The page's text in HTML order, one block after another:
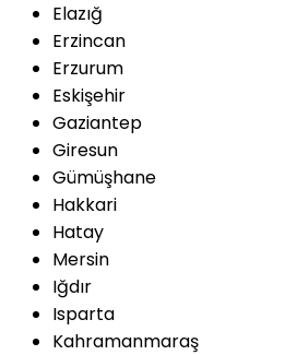
Elazığ
Erzincan
Erzurum
Eskişehir
Gaziantep
Giresun
Gümüşhane
Hakkari
Hatay
Mersin
Iğdır
Isparta
Kahramanmaraş